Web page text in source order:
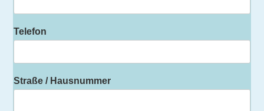
Telefon
Straße / Hausnummer